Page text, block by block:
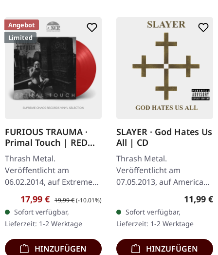
Angebot
Limited
FURIOUS TRAUMA ·
Primal Touch | RED
LP+BLUE 7"
Thrash Metal.
Veröffentlicht am
06.02.2014, auf Extreme
Metal Vinyl. Limited
edition on transparent
red vinyl with transparent
blue bonus 7", 250…
Verkaufspreis:
17,99 € Regulärer Preis:
19,99 €(-10.01%)
Sofort verfügbar,
Lieferzeit: 1-2 Werktage
HINZUFÜGEN
SLAYER · God Hates Us
All | CD
Thrash Metal.
Veröffentlicht am
07.05.2013, auf American
neuntes Studioalbum
"God Hates Us All" steht
als einer…
11,99 €
Sofort verfügbar,
Lieferzeit: 1-2 Werktage
HINZUFÜGEN